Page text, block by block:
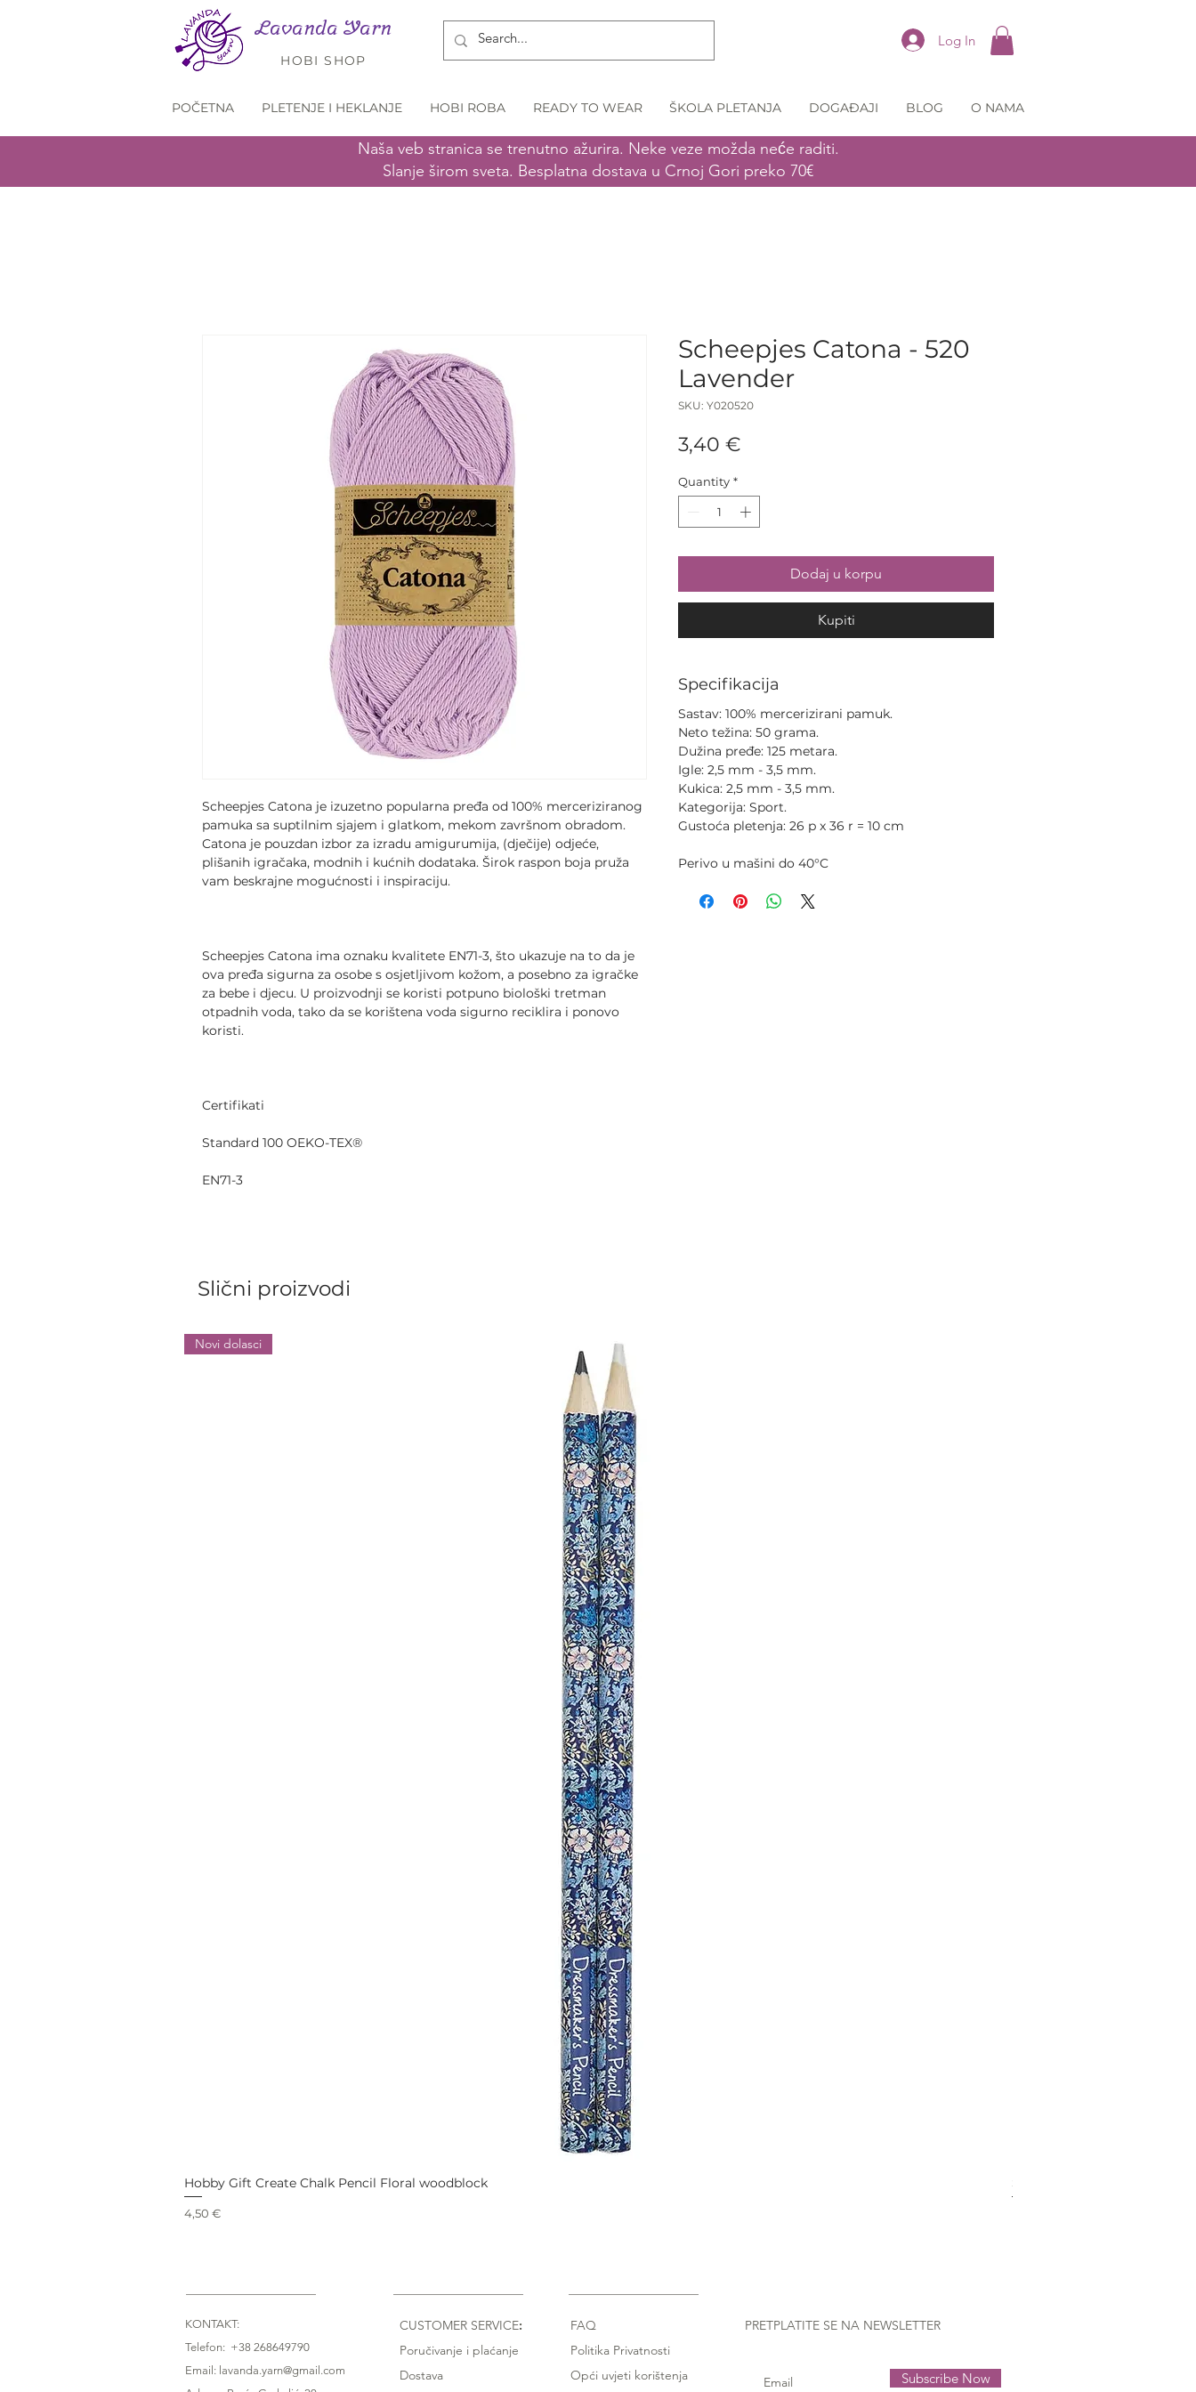
Lavanda Yarn
HOBI SHOP
Log In
POČETNA PLETENJE I HEKLANJE HOBI ROBA READY TO WEAR ŠKOLA PLETANJA DOGAĐAJI BLOG O NAMA
Naša veb stranica se trenutno ažurira. Neke veze možda neće raditi.
Slanje širom sveta. Besplatna dostava u Crnoj Gori preko 70€
Scheepjes Catona je izuzetno popularna pređa od 100% merceriziranog
pamuka sa suptilnim sjajem i glatkom, mekom završnom obradom.
Catona je pouzdan izbor za izradu amigurumija, (dječije) odjeće,
plišanih igračaka, modnih i kućnih dodataka. Širok raspon boja pruža
vam beskrajne mogućnosti i inspiraciju.
Scheepjes Catona ima oznaku kvalitete EN71-3, što ukazuje na to da je
ova pređa sigurna za osobe s osjetljivom kožom, a posebno za igračke
za bebe i djecu. U proizvodnji se koristi potpuno biološki tretman
otpadnih voda, tako da se korištena voda sigurno reciklira i ponovo
koristi.
Certifikati
Standard 100 OEKO-TEX®
EN71-3
Scheepjes Catona - 520
Lavender
SKU: Y020520
3,40 €
Quantity *
Dodaj u korpu
Kupiti
Specifikacija
Sastav: 100% mercerizirani pamuk.
Neto težina: 50 grama.
Dužina pređe: 125 metara.
Igle: 2,5 mm - 3,5 mm.
Kukica: 2,5 mm - 3,5 mm.
Kategorija: Sport.
Gustoća pletenja: 26 p x 36 r = 10 cm
Perivo u mašini do 40°C
Slični proizvodi
Novi dolasci
Hobby Gift Create Chalk Pencil Floral woodblock
Price
4,50 €
Schmetz Universal 5 needles
KONTAKT:
Telefon: +38 268649790
Email: lavanda.yarn@gmail.com
CUSTOMER SERVICE:
Poručivanje i plaćanje
Dostava
FAQ
Politika Privatnosti
Opći uvjeti korištenja
PRETPLATITE SE NA NEWSLETTER
Subscribe Now